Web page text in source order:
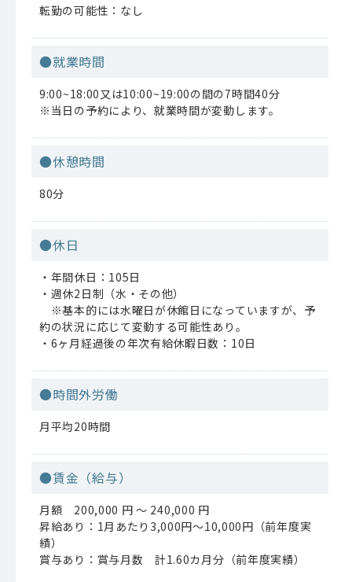
転勤の可能性：なし
●就業時間
9:00~18:00又は10:00~19:00の間の7時間40分
※当日の予約により、就業時間が変動します。
●休憩時間
80分
●休日
・年間休日：105日
・週休2日制（水・その他）
※基本的には水曜日が休館日になっていますが、予
約の状況に応じて変動する可能性あり。
・6ヶ月経過後の年次有給休暇日数：10日
●時間外労働
月平均20時間
●賃金（給与）
月額 200,000 円 〜 240,000 円
昇給あり：1月あたり3,000円～10,000円（前年度実
績）
賞与あり：賞与月数 計1.60カ月分（前年度実績）